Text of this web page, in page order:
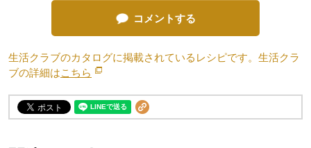
コメントする
生活クラブのカタログに掲載されているレシピです。生活クラ
ブの詳細はこちら 別のウィンドウで開きます。